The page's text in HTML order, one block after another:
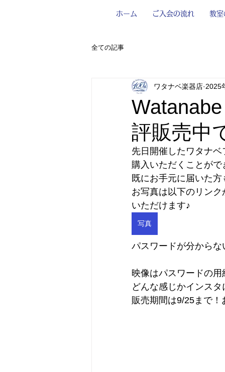
ホーム ご入会の流れ 教室
全ての記事
評販売中
ワタナベ楽器店 2025
先日開催したワタナ
購入いただくことがで
既にお手元に届いた
お写真は以下のリン
いただけます♪
写真
パスワードが分から
映像はパスワードの
どんな感じかインス
販売期間は9/25まで！